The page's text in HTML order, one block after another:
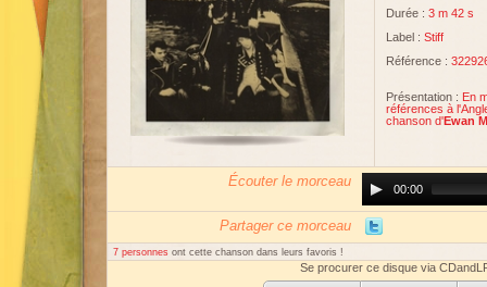
Durée : 3 m 42 s
Label : Stiff
Référence :
Présentation : En
références à
chanson d'Ewan
Écouter le morceau
Player00:00
Partager ce morceau
7 personnes ont cette chanson dans leurs favoris !
Se procurer ce disque via